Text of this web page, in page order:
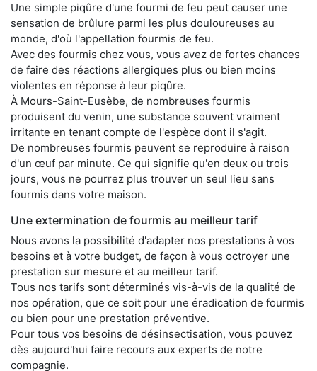
Une simple piqûre d'une fourmi de feu peut causer une
sensation de brûlure parmi les plus douloureuses au
monde, d'où l'appellation fourmis de feu.
Avec des fourmis chez vous, vous avez de fortes chances
de faire des réactions allergiques plus ou bien moins
violentes en réponse à leur piqûre.
À Mours-Saint-Eusèbe, de nombreuses fourmis
produisent du venin, une substance souvent vraiment
irritante en tenant compte de l'espèce dont il s'agit.
De nombreuses fourmis peuvent se reproduire à raison
d'un œuf par minute. Ce qui signifie qu'en deux ou trois
jours, vous ne pourrez plus trouver un seul lieu sans
fourmis dans votre maison.
Une extermination de fourmis au meilleur tarif
Nous avons la possibilité d'adapter nos prestations à vos
besoins et à votre budget, de façon à vous octroyer une
prestation sur mesure et au meilleur tarif.
Tous nos tarifs sont déterminés vis-à-vis de la qualité de
nos opération, que ce soit pour une éradication de fourmis
ou bien pour une prestation préventive.
Pour tous vos besoins de désinsectisation, vous pouvez
dès aujourd'hui faire recours aux experts de notre
compagnie.